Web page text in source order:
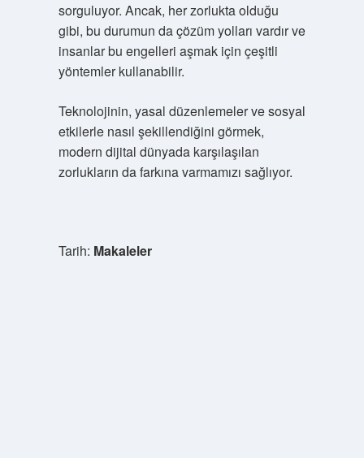
sorguluyor. Ancak, her zorlukta olduğu
gibi, bu durumun da çözüm yolları vardır ve
insanlar bu engelleri aşmak için çeşitli
yöntemler kullanabilir.
Teknolojinin, yasal düzenlemeler ve sosyal
etkilerle nasıl şekillendiğini görmek,
modern dijital dünyada karşılaşılan
zorlukların da farkına varmamızı sağlıyor.
Tarih: Makaleler